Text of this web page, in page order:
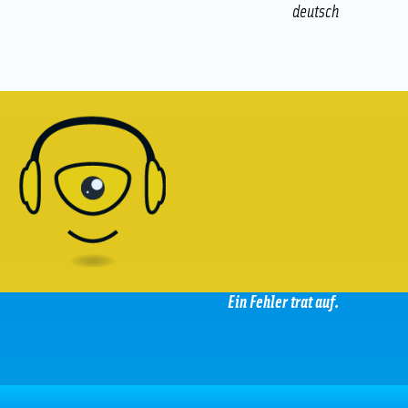
deutsch
Ein Fehler trat auf.